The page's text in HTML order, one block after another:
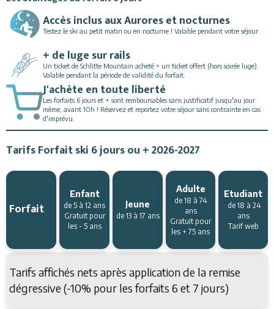
Accès inclus aux Aurores et nocturnes
Testez le ski au petit matin ou en nocturne ! Valable pendant votre séjour.
+ de luge sur rails
Un ticket de Schlitte Mountain acheté = un ticket offert (hors soirée luge).
Valable pendant la période de validité du forfait.
J'achète en toute liberté
Les forfaits 6 jours et + sont remboursables sans justificatif jusqu'au jour
même, avant 10h ! Réservez et reportez votre séjour sans contrainte en cas
d'imprévu.
Tarifs Forfait ski 6 jours ou + 2026-2027
Forfait
Enfant
de 5 à 12 ans
Gratuit pour
les - 5 ans
Jeune
de 13 à 17 ans
Adulte
de 18 à 74
ans
Gratuit pour
les + 75 ans
Etudiant
de 18 à 24
ans
Tarif web
Tarifs affichés nets après application de la remise
dégressive (-10% pour les forfaits 6 et 7 jours)